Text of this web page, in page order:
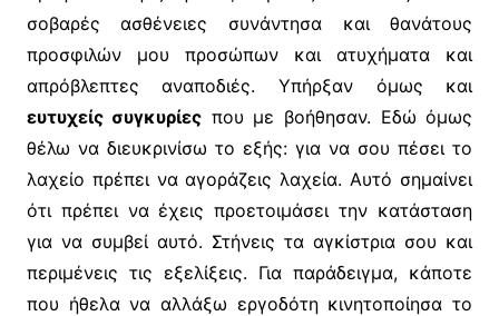
σοβαρές ασθένειες συνάντησα και θανάτους
προσφιλών μου προσώπων και ατυχήματα και
απρόβλεπτες αναποδιές. Υπήρξαν όμως και
ευτυχείς συγκυρίες που με βοήθησαν. Εδώ όμως
θέλω να διευκρινίσω το εξής: για να σου πέσει το
λαχείο πρέπει να αγοράζεις λαχεία. Αυτό σημαίνει
ότι πρέπει να έχεις προετοιμάσει την κατάσταση
για να συμβεί αυτό. Στήνεις τα αγκίστρια σου και
περιμένεις τις εξελίξεις. Για παράδειγμα, κάποτε
που ήθελα να αλλάξω εργοδότη κινητοποίησα το